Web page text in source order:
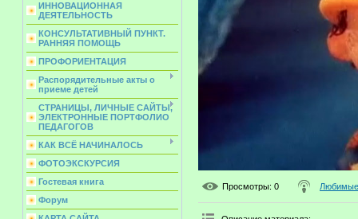
ИННОВАЦИОННАЯ
ДЕЯТЕЛЬНОСТЬ
КОНСУЛЬТАТИВНЫЙ ПУНКТ.
РАННЯЯ ПОМОЩЬ
ПРОФОРИЕНТАЦИЯ
Распорядительные акты о
приеме детей
СТРАНИЦЫ, ЛИЧНЫЕ САЙТЫ,
ЭЛЕКТРОННЫЕ ПОРТФОЛИО
ПЕДАГОГОВ
КАК ВСЁ НАЧИНАЛОСЬ
ФОТОЭКСКУРСИЯ
Гостевая книга
Форум
Просмотры: 0 Любимые